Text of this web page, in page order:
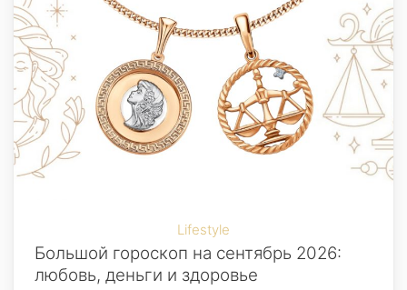
Lifestyle
Большой гороскоп на сентябрь 2026:
любовь, деньги и здоровье